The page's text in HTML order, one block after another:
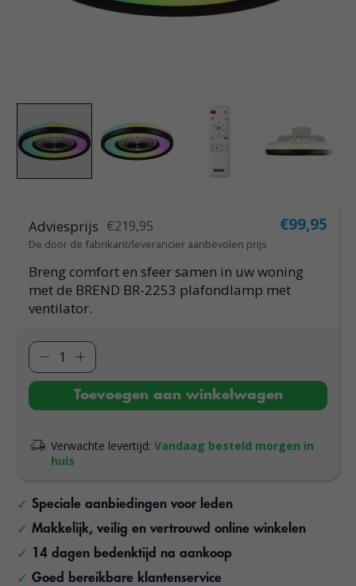
Adviesprijs €219,95
De door de fabrikant/leverancier aanbevolen prijs
€99,95
Breng comfort en sfeer samen in uw woning
met de BREND BR-2253 plafondlamp met
ventilator.
Toevoegen aan winkelwagen
Verwachte levertijd:Vandaag besteld morgen in
huis
Speciale aanbiedingen voor leden
Makkelijk, veilig en vertrouwd online winkelen
14 dagen bedenktijd na aankoop
Goed bereikbare klantenservice